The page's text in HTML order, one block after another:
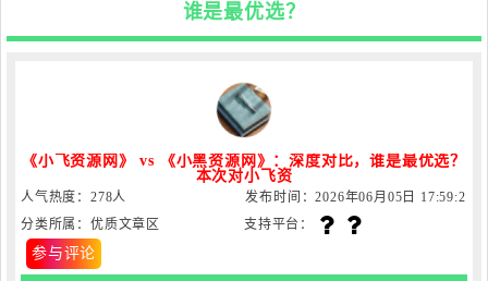
谁是最优选？
《小飞资源网》 vs 《小黑资源网》：深度对比，谁是最优选？
本次对小飞资
人气热度：278人
发布时间：2026年06月05日 17:59:2
4
支持平台：
分类所属：优质文章区
参与评论